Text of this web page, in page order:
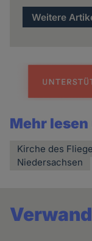
Weitere
Mehr
Kirche des
Niedersachsen